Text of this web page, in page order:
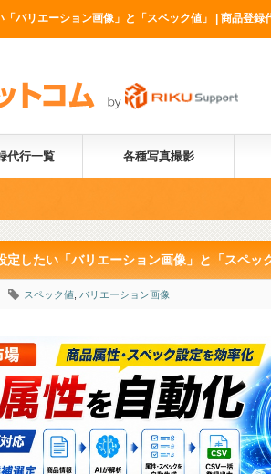
バリエーション画像」と「スペック値」 | 商品登録
代行一覧 各種写真撮影
したい「バリエーション画像」と「スペッ
スペック値 バリエーション画像